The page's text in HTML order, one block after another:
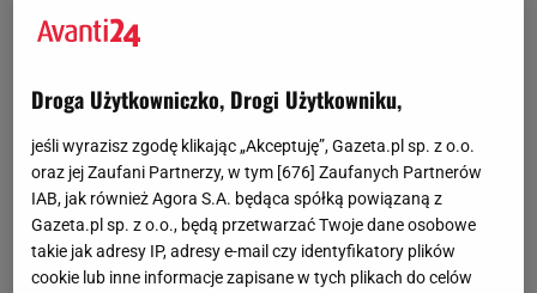
Droga Użytkowniczko, Drogi Użytkowniku,
jeśli wyrazisz zgodę klikając „Akceptuję”, Gazeta.pl sp. z o.o.
oraz jej Zaufani Partnerzy, w tym [ 676 ] Zaufanych Partnerów
IAB, jak również Agora S.A. będąca spółką powiązaną z
Gazeta.pl sp. z o.o., będą przetwarzać Twoje dane osobowe
takie jak adresy IP, adresy e-mail czy identyfikatory plików
cookie lub inne informacje zapisane w tych plikach do celów